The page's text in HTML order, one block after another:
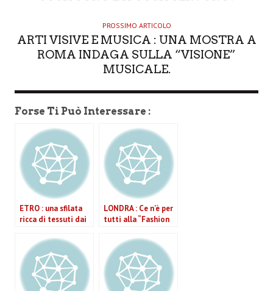
PROSSIMO ARTICOLO
ARTI VISIVE E MUSICA : UNA MOSTRA A
ROMA INDAGA SULLA “VISIONE”
MUSICALE.
Forse Ti Può Interessare :
ETRO : una sfilata
ricca di tessuti dai
tartan scozzese
LONDRA : Ce n’è per
tutti alla “Fashion
Spring/Summer
2011